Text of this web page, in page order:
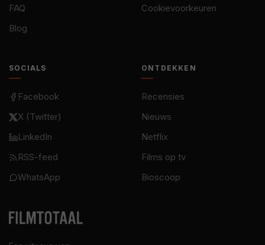
FAQ
Blog
Cookievoorkeuren
SOCIALS
Facebook
X (Twitter)
LinkedIn
RSS-feed
WhatsApp
ONTDEKKEN
Recensies
Nieuws
Netflix
Films op tv
Bioscoop